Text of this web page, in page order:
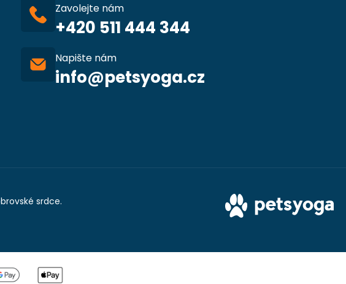
Zavolejte nám
+420 511 444 344
Napište nám
info@petsyoga.cz
srdce.